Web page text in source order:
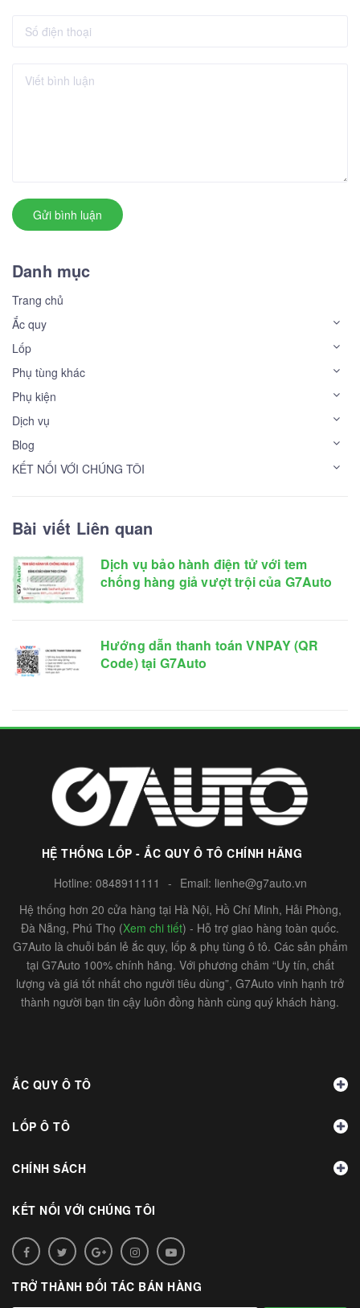
Gửi bình luận
Danh mục
Trang chủ
Ắc quy
Lốp
Phụ tùng khác
Phụ kiện
Dịch vụ
Blog
KẾT NỐI VỚI CHÚNG TÔI
Bài viết Liên quan
Dịch vụ bảo hành điện tử với tem
chống hàng giả vượt trội của G7Auto
Hướng dẫn thanh toán VNPAY (QR
Code) tại G7Auto
HỆ THỐNG LỐP - ẮC QUY Ô TÔ CHÍNH HÃNG
Hotline: 0848911111 - Email: lienhe@g7auto.vn
Hệ thống hơn 20 cửa hàng tại Hà Nội, Hồ Chí Minh, Hải Phòng,
Đà Nẵng, Phú Thọ (Xem chi tiết) - Hỗ trợ giao hàng toàn quốc.
G7Auto là chuỗi bán lẻ ắc quy, lốp & phụ tùng ô tô. Các sản phẩm
tại G7Auto 100% chính hãng. Với phương châm “Uy tín, chất
lượng và giá tốt nhất cho người tiêu dùng”, G7Auto vinh hạnh trở
thành người bạn tin cậy luôn đồng hành cùng quý khách hàng.
ẮC QUY Ô TÔ
LỐP Ô TÔ
CHÍNH SÁCH
KẾT NỐI VỚI CHÚNG TÔI
TRỞ THÀNH ĐỐI TÁC BÁN HÀNG